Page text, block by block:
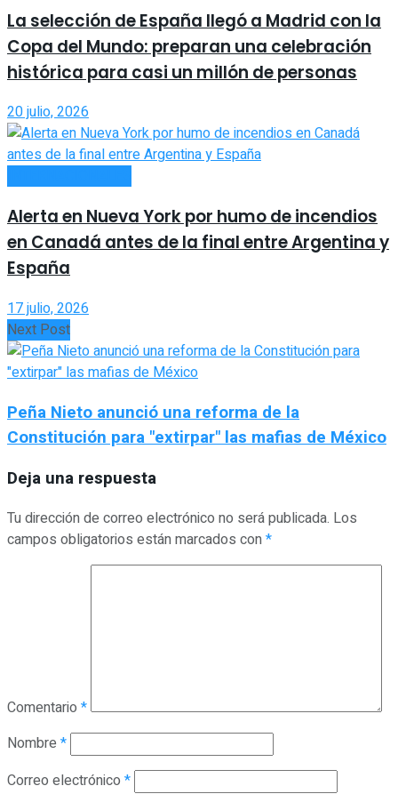
La selección de España llegó a Madrid con la
Copa del Mundo: preparan una celebración
histórica para casi un millón de personas
20 julio, 2026
Alerta en Nueva York por humo de incendios
en Canadá antes de la final entre Argentina y
España
17 julio, 2026
Next Post
Peña Nieto anunció una reforma de la
Constitución para "extirpar" las mafias de México
Deja una respuesta
Tu dirección de correo electrónico no será publicada. Los
campos obligatorios están marcados con*
Comentario *
Nombre *
Correo electrónico *